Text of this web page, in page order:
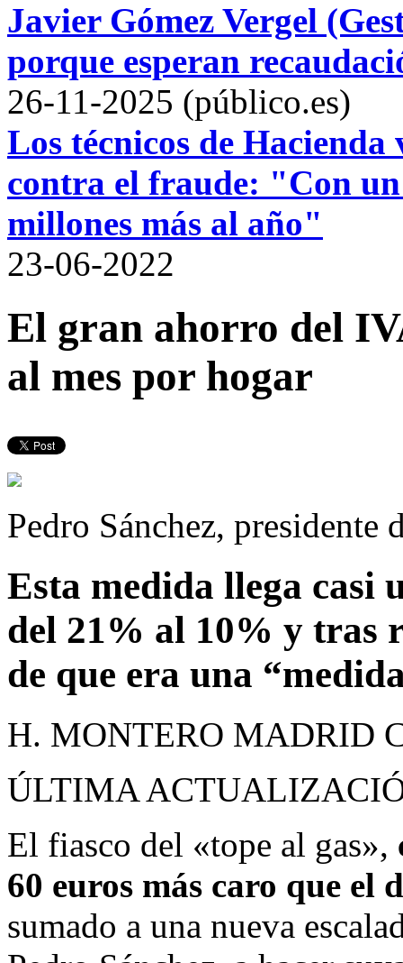
Javier Gómez Vergel
porque esperan
26-11-2025 (público.es)
Los técnicos de
contra el fraude: "Con
millones más al año"
23-06-2022
El gran ahorro del
al mes por hogar
Pedro Sánchez, presidente
Esta medida llega casi
del 21% al 10% y tras
de que era una
H. MONTERO MADRID
ÚLTIMA
El fiasco del «tope al gas»,
60 euros más caro que el
sumado a una nueva